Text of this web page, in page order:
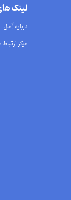
لینک
درباره آمل
مرکز ارتباط